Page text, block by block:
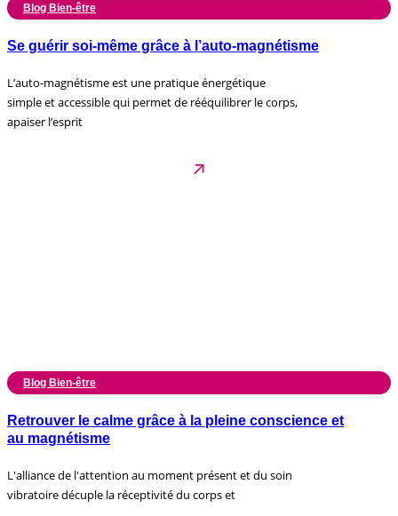
Blog Bien-être
Se guérir soi-même grâce à l’auto-magnétisme
L’auto-magnétisme est une pratique énergétique
simple et accessible qui permet de rééquilibrer le corps,
apaiser l’esprit
Blog Bien-être
Retrouver le calme grâce à la pleine conscience et
au magnétisme
L'alliance de l'attention au moment présent et du soin
vibratoire décuple la réceptivité du corps et